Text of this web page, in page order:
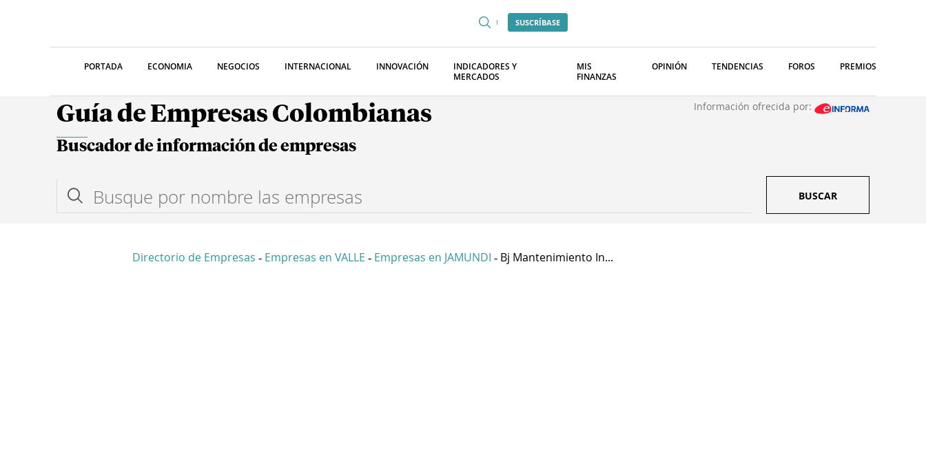
SUSCRÍBASE
PORTADA ECONOMIA NEGOCIOS INTERNACIONAL INNOVACIÓN
INDICADORES Y
MERCADOS
MIS
FINANZAS
OPINIÓN TENDENCIAS FOROS PREMIOS
Guía de Empresas Colombianas Información ofrecida por:
Buscador de información de empresas
BUSCAR
Directorio de Empresas - Empresas en VALLE - Empresas en JAMUNDI - Bj Mantenimiento In...